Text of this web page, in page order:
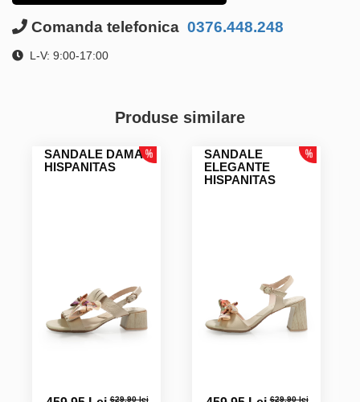
Comanda telefonica 0376.448.248
L-V: 9:00-17:00
Produse similare
SANDALE DAMA
HISPANITAS
629.90 lei
SANDALE
ELEGANTE
HISPANITAS
629.90 lei